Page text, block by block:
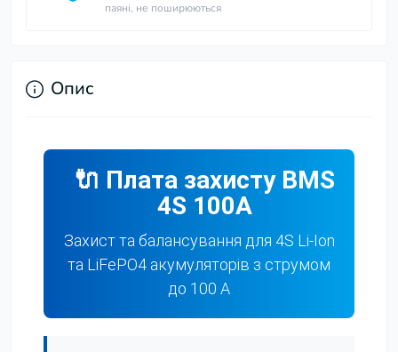
паяні, не поширюються
Опис
🔌 Плата захисту BMS
4S 100A
Захист та балансування для 4S Li-Ion
та LiFePO4 акумуляторів з струмом
до 100 А